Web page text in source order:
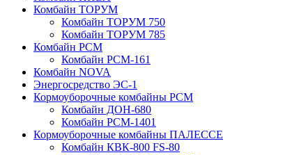
Комбайн ТОРУМ
Комбайн ТОРУМ 750
Комбайн ТОРУМ 785
Комбайн РСМ
Комбайн РСМ-161
Комбайн NOVA
Энергосредство ЭС-1
Кормоуборочные комбайны РСМ
Комбайн ДОН-680
Комбайн РСМ-1401
Кормоуборочные комбайны ПАЛЕССЕ
Комбайн КВК-800 FS-80